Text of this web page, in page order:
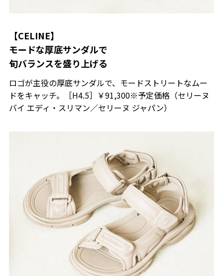
【CELINE】
モードな厚底サンダルで
旬バランスを盛り上げる
ロゴが主役の厚底サンダルで、モードストリートなムー
ドをキャッチ。［H4.5］￥91,300※予定価格（セリーヌ
バイ エディ・スリマン／セリーヌ ジャパン）